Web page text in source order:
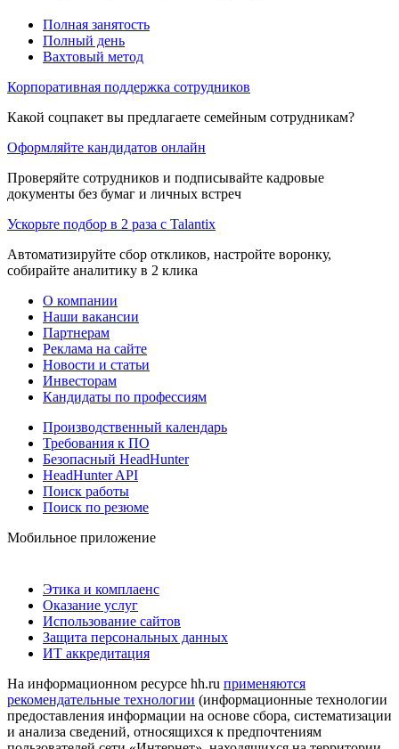
Полная занятость
Полный день
Вахтовый метод
Корпоративная поддержка сотрудников
Какой соцпакет вы предлагаете семейным сотрудникам?
Оформляйте кандидатов онлайн
Проверяйте сотрудников и подписывайте кадровые
документы без бумаг и личных встреч
Ускорьте подбор в 2 раза с Talantix
Автоматизируйте сбор откликов, настройте воронку,
собирайте аналитику в 2 клика
О компании
Наши вакансии
Партнерам
Реклама на сайте
Новости и статьи
Инвесторам
Кандидаты по профессиям
Производственный календарь
Требования к ПО
Безопасный HeadHunter
HeadHunter API
Поиск работы
Поиск по резюме
Мобильное приложение
Этика и комплаенс
Оказание услуг
Использование сайтов
Защита персональных данных
ИТ аккредитация
На информационном ресурсе hh.ru применяются
рекомендательные технологии (информационные технологии
предоставления информации на основе сбора, систематизации
и анализа сведений, относящихся к предпочтениям